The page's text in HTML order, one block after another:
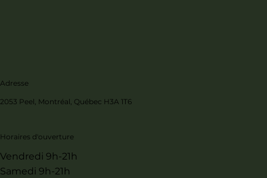
Adresse
2053 Peel, Montréal, Québec H3A 1T6
Horaires d'ouverture
Vendredi 9h-21h
Samedi 9h-21h